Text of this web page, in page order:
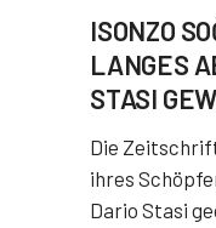
ISONZO
LANGES
STASI
Die
ihres
Dario Stasi